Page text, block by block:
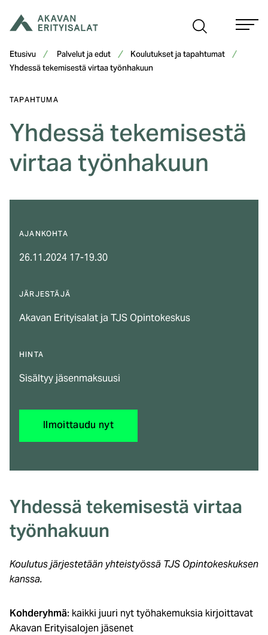
sisältöön
Etusivu Palvelut ja edut
Koulutukset ja tapahtumat
Yhdessä tekemisestä virtaa työnhakuun
TAPAHTUMA
Yhdessä tekemisestä
virtaa työnhakuun
AJANKOHTA
26.11.2024 17-19.30
JÄRJESTÄJÄ
Akavan Erityisalat ja TJS Opintokeskus
HINTA
Sisältyy jäsenmaksuusi
Ilmoittaudu nyt
Yhdessä tekemisestä virtaa
työnhakuun
Koulutus järjestetään yhteistyössä TJS Opintokeskuksen
kanssa.
Kohderyhmä: kaikki juuri nyt työhakemuksia kirjoittavat
Akavan Erityisalojen jäsenet